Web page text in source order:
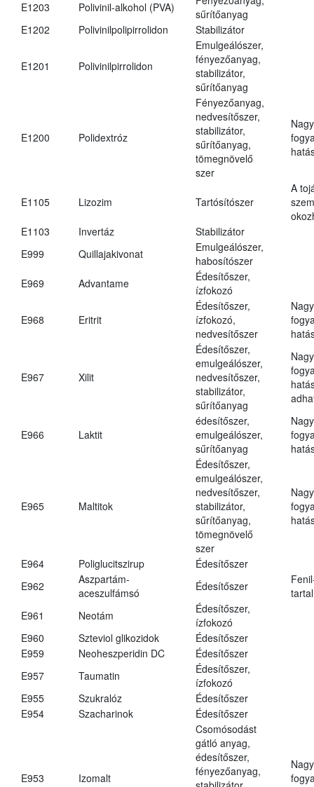
E1203 Polivinil-alkohol (PVA)
sűrítőanyag
E1202
Polivinilpolipirrolidon Stabilizátor
E1201 Polivinilpirrolidon
Emulgeálószer,
fényezőanyag,
stabilizátor,
sűrítőanyag
E1200 Polidextróz
Fényezőanyag,
nedvesítőszer,
stabilizátor,
sűrítőanyag,
tömegnövelő
szer
E1105 Lizozim Tartósítószer
A
E1103
Invertáz
Stabilizátor
E999
Quillajakivonat
Emulgeálószer,
habosítószer
E969
Advantame
Édesítőszer,
ízfokozó
E968 Eritrit
Édesítőszer,
ízfokozó,
nedvesítőszer
E967 Xilit
Édesítőszer,
emulgeálószer,
nedvesítőszer,
stabilizátor,
sűrítőanyag
E966 Laktit
édesítőszer,
emulgeálószer,
sűrítőanyag
E965 Maltitok
Édesítőszer,
emulgeálószer,
nedvesítőszer,
stabilizátor,
sűrítőanyag,
tömegnövelő
szer
E964 Poliglucitszirup
Édesítőszer
E962
Aszpartám-
aceszulfámsó
Édesítőszer
E961
Neotám
Édesítőszer,
ízfokozó
E960
Szteviol glikozidok
Édesítőszer
E959
Neoheszperidin DC
Édesítőszer
E957
Taumatin
Édesítőszer,
ízfokozó
E955
Szukralóz
Édesítőszer
E954
Szacharinok Édesítőszer
E953 Izomalt
Csomósodást
gátló anyag,
édesítőszer,
fényezőanyag,